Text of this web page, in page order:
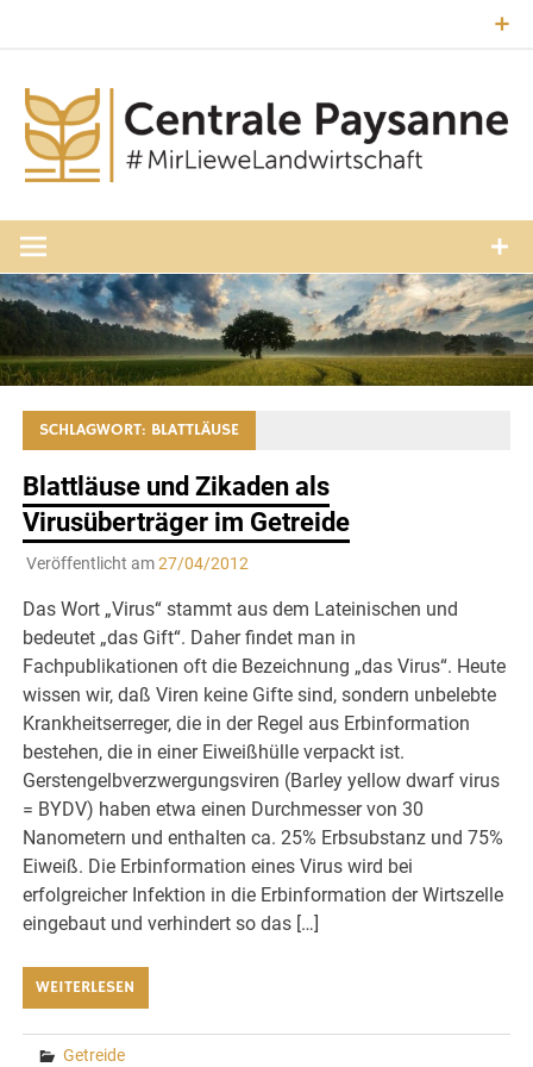
SCHLAGWORT: BLATTLÄUSE
Blattläuse und Zikaden als
Virusüberträger im Getreide
Veröffentlicht am27/04/2012
Das Wort „Virus“ stammt aus dem Lateinischen und
bedeutet „das Gift“. Daher findet man in
Fachpublikationen oft die Bezeichnung „das Virus“. Heute
wissen wir, daß Viren keine Gifte sind, sondern unbelebte
Krankheitserreger, die in der Regel aus Erbinformation
bestehen, die in einer Eiweißhülle verpackt ist.
Gerstengelbverzwergungsviren (Barley yellow dwarf virus
= BYDV) haben etwa einen Durchmesser von 30
Nanometern und enthalten ca. 25% Erbsubstanz und 75%
Eiweiß. Die Erbinformation eines Virus wird bei
erfolgreicher Infektion in die Erbinformation der Wirtszelle
eingebaut und verhindert so das […]
WEITERLESEN
Getreide